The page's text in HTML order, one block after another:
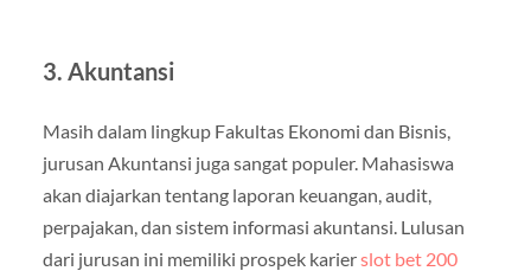
3. Akuntansi
Masih dalam lingkup Fakultas Ekonomi dan Bisnis,
jurusan Akuntansi juga sangat populer. Mahasiswa
akan diajarkan tentang laporan keuangan, audit,
perpajakan, dan sistem informasi akuntansi. Lulusan
dari jurusan ini memiliki prospek karierslot bet 200